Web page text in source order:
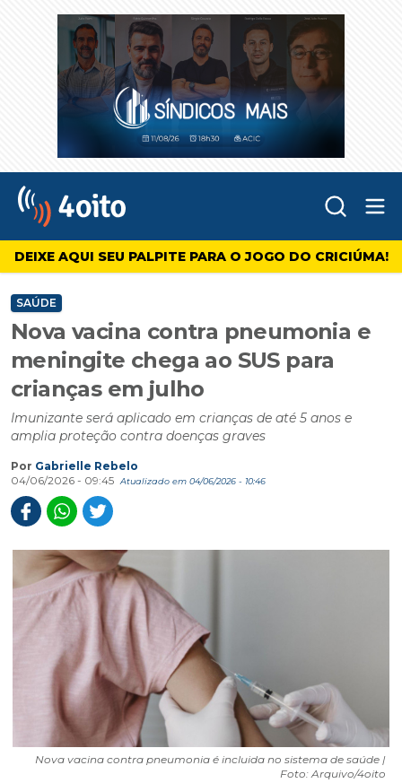
4oito
DEIXE AQUI SEU PALPITE PARA O JOGO DO CRICIÚMA!
SAÚDE
Nova vacina contra pneumonia e
meningite chega ao SUS para
crianças em julho
Imunizante será aplicado em crianças de até 5 anos e
amplia proteção contra doenças graves
Por Gabrielle Rebelo
04/06/2026 - 09:45
Atualizado em 04/06/2026 - 10:46
Nova vacina contra pneumonia é incluida no sistema de saúde |
Foto: Arquivo/4oito